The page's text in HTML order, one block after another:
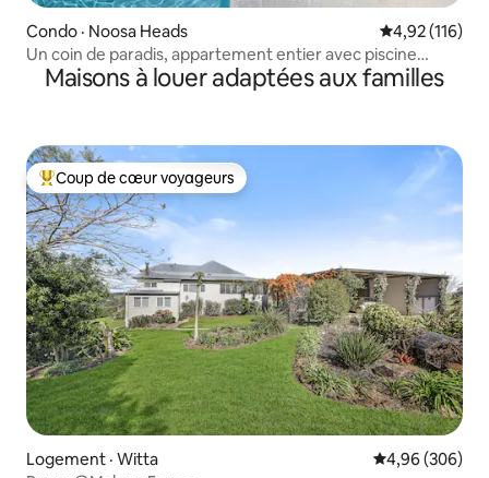
Condo · Noosa Heads Note
4,92 (116)
Un coin de paradis, appartement entier avec piscine
chauffée
Maisons à louer adaptées aux familles
Coup de cœur voyageurs parmi les plus aimés
Coup de cœur voyageurs
Logement · Witta Note
4,96 (306)